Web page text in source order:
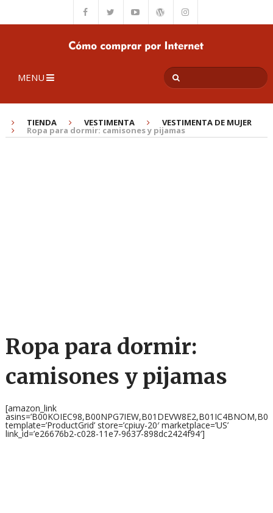
MENU
TIENDA VESTIMENTA VESTIMENTA DE MUJER
Ropa para dormir: camisones y pijamas
Ropa para dormir:
camisones y pijamas
[amazon_link
template=’ProductGrid’ store=’cpiuy-20′ marketplace=’US’
link_id=’e26676b2-c028-11e7-9637-898dc2424f94′]